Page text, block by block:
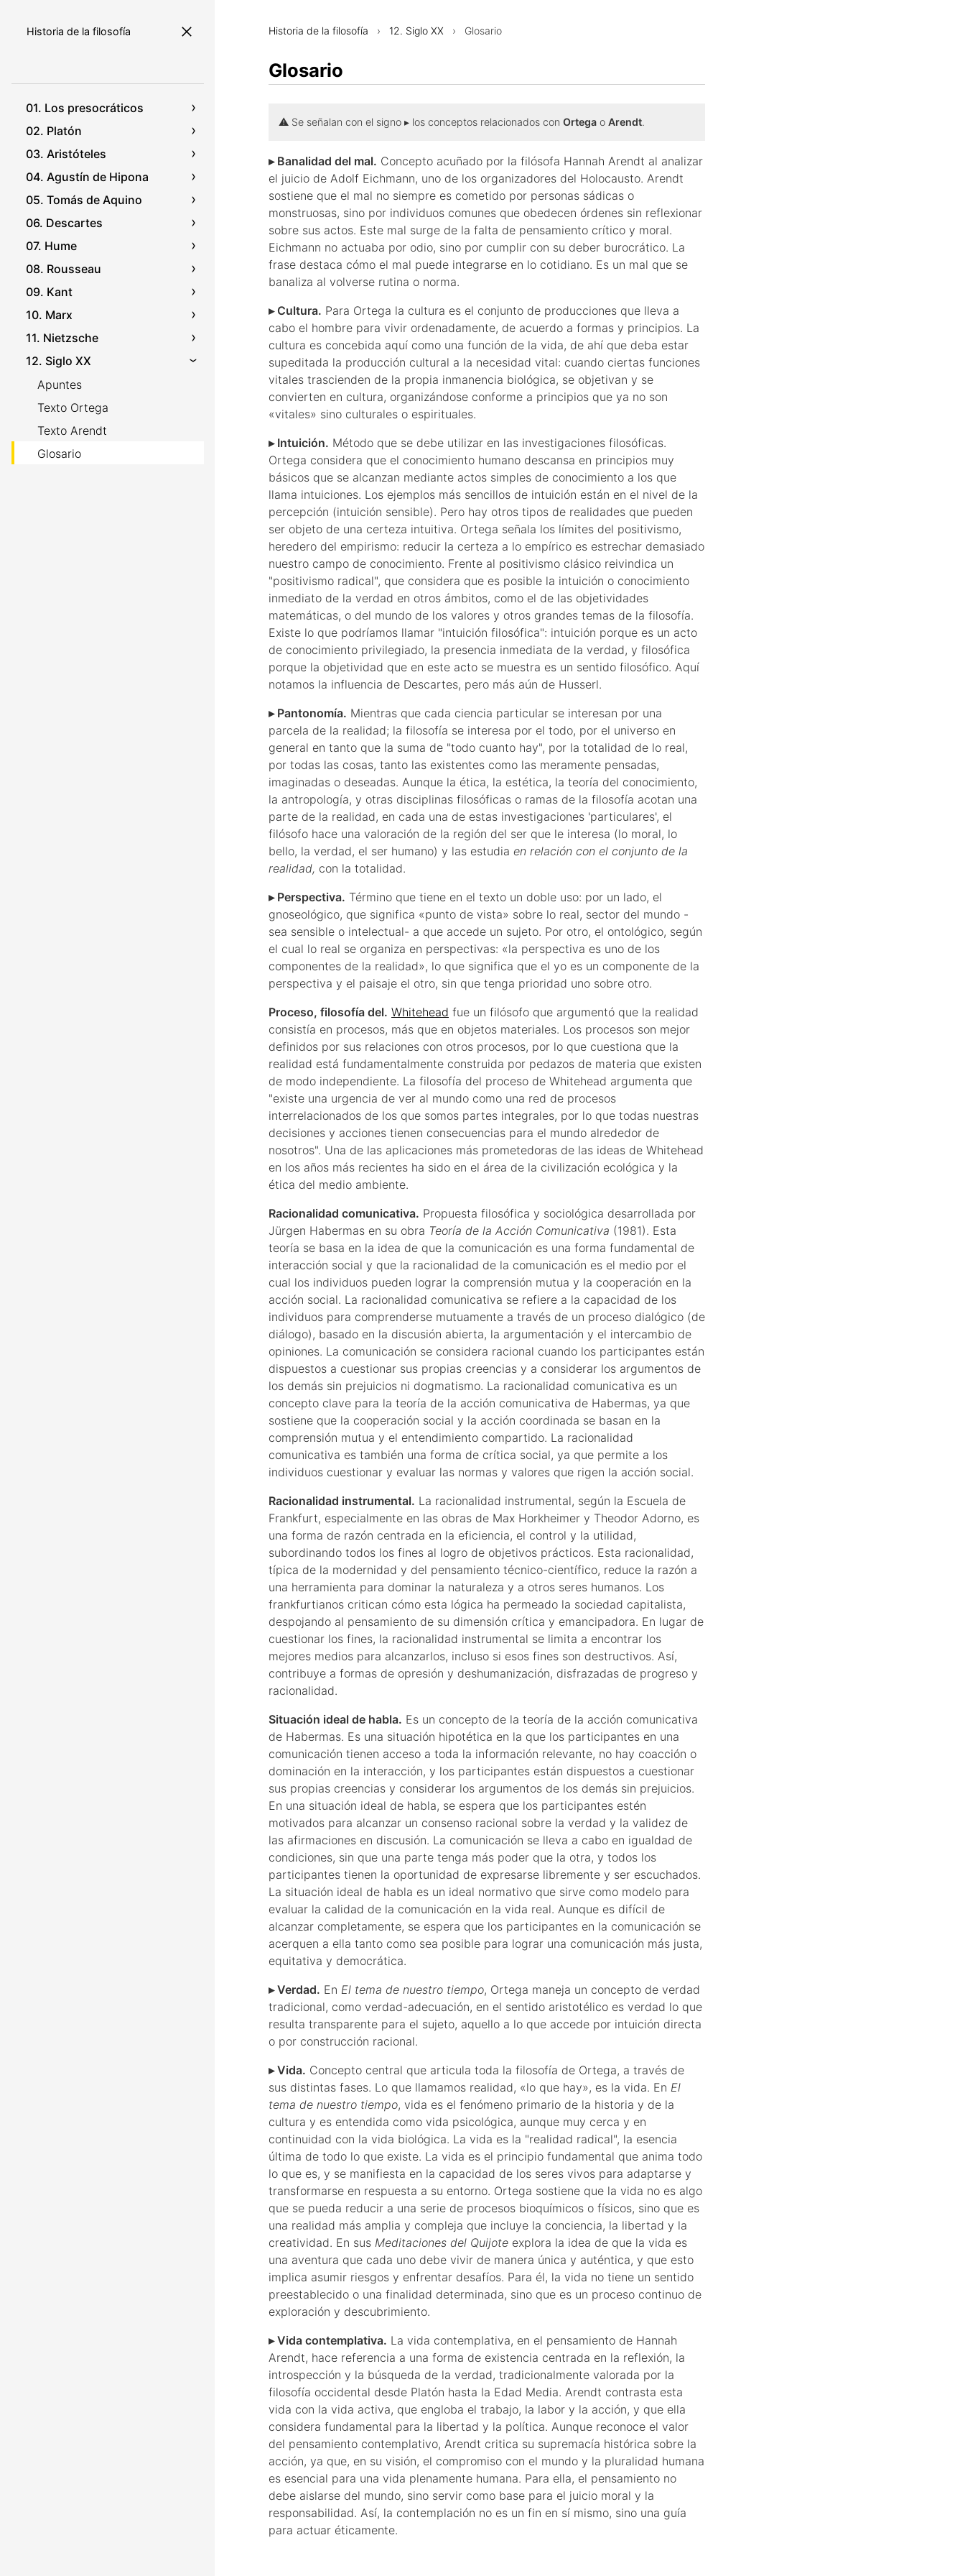
Historia de la filosofía
01. Los presocráticos
Apuntes
Textos
Glosario
02. Platón
Apuntes
Texto
Glosario
03. Aristóteles
Apuntes
Texto
Glosario
04. Agustín de Hipona
Apuntes
Texto
Glosario
05. Tomás de Aquino
Apuntes
Texto
Glosario
06. Descartes
Apuntes
Texto
Glosario
07. Hume
Apuntes
Texto
Glosario
08. Rousseau
Apuntes
Texto
Glosario
09. Kant
Apuntes
Texto
Glosario
10. Marx
Apuntes
Texto
Glosario
11. Nietzsche
Apuntes
Texto
Glosario
12. Siglo XX
Apuntes
Texto Ortega
Texto Arendt
Glosario
Historia de la filosofía › 12. Siglo XX › Glosario
Glosario
⚠️ Se señalan con el signo ▸ los conceptos relacionados conOrtega oArendt.
▸ Banalidad del mal. Concepto acuñado por la filósofa Hannah Arendt al analizar
el juicio de Adolf Eichmann, uno de los organizadores del Holocausto. Arendt
sostiene que el mal no siempre es cometido por personas sádicas o
monstruosas, sino por individuos comunes que obedecen órdenes sin reflexionar
sobre sus actos. Este mal surge de la falta de pensamiento crítico y moral.
Eichmann no actuaba por odio, sino por cumplir con su deber burocrático. La
frase destaca cómo el mal puede integrarse en lo cotidiano. Es un mal que se
banaliza al volverse rutina o norma.
▸ Cultura. Para Ortega la cultura es el conjunto de producciones que lleva a
cabo el hombre para vivir ordenadamente, de acuerdo a formas y principios. La
cultura es concebida aquí como una función de la vida, de ahí que deba estar
supeditada la producción cultural a la necesidad vital: cuando ciertas funciones
vitales trascienden de la propia inmanencia biológica, se objetivan y se
convierten en cultura, organizándose conforme a principios que ya no son
«vitales» sino culturales o espirituales.
▸ Intuición. Método que se debe utilizar en las investigaciones filosóficas.
Ortega considera que el conocimiento humano descansa en principios muy
básicos que se alcanzan mediante actos simples de conocimiento a los que
llama intuiciones. Los ejemplos más sencillos de intuición están en el nivel de la
percepción (intuición sensible). Pero hay otros tipos de realidades que pueden
ser objeto de una certeza intuitiva. Ortega señala los límites del positivismo,
heredero del empirismo: reducir la certeza a lo empírico es estrechar demasiado
nuestro campo de conocimiento. Frente al positivismo clásico reivindica un
"positivismo radical", que considera que es posible la intuición o conocimiento
inmediato de la verdad en otros ámbitos, como el de las objetividades
matemáticas, o del mundo de los valores y otros grandes temas de la filosofía.
Existe lo que podríamos llamar "intuición filosófica": intuición porque es un acto
de conocimiento privilegiado, la presencia inmediata de la verdad, y filosófica
porque la objetividad que en este acto se muestra es un sentido filosófico. Aquí
notamos la influencia de Descartes, pero más aún de Husserl.
▸ Pantonomía. Mientras que cada ciencia particular se interesan por una
parcela de la realidad; la filosofía se interesa por el todo, por el universo en
general en tanto que la suma de "todo cuanto hay", por la totalidad de lo real,
por todas las cosas, tanto las existentes como las meramente pensadas,
imaginadas o deseadas. Aunque la ética, la estética, la teoría del conocimiento,
la antropología, y otras disciplinas filosóficas o ramas de la filosofía acotan una
parte de la realidad, en cada una de estas investigaciones 'particulares', el
filósofo hace una valoración de la región del ser que le interesa (lo moral, lo
bello, la verdad, el ser humano) y las estudia en relación con el conjunto de la
realidad, con la totalidad.
▸ Perspectiva. Término que tiene en el texto un doble uso: por un lado, el
gnoseológico, que significa «punto de vista» sobre lo real, sector del mundo -
sea sensible o intelectual- a que accede un sujeto. Por otro, el ontológico, según
el cual lo real se organiza en perspectivas: «la perspectiva es uno de los
componentes de la realidad», lo que significa que el yo es un componente de la
perspectiva y el paisaje el otro, sin que tenga prioridad uno sobre otro.
Proceso, filosofía del. Whitehead fue un filósofo que argumentó que la realidad
consistía en procesos, más que en objetos materiales. Los procesos son mejor
definidos por sus relaciones con otros procesos, por lo que cuestiona que la
realidad está fundamentalmente construida por pedazos de materia que existen
de modo independiente. La filosofía del proceso de Whitehead argumenta que
"existe una urgencia de ver al mundo como una red de procesos
interrelacionados de los que somos partes integrales, por lo que todas nuestras
decisiones y acciones tienen consecuencias para el mundo alrededor de
nosotros". Una de las aplicaciones más prometedoras de las ideas de Whitehead
en los años más recientes ha sido en el área de la civilización ecológica y la
ética del medio ambiente.
Racionalidad comunicativa. Propuesta filosófica y sociológica desarrollada por
Jürgen Habermas en su obra Teoría de la Acción Comunicativa (1981). Esta
teoría se basa en la idea de que la comunicación es una forma fundamental de
interacción social y que la racionalidad de la comunicación es el medio por el
cual los individuos pueden lograr la comprensión mutua y la cooperación en la
acción social. La racionalidad comunicativa se refiere a la capacidad de los
individuos para comprenderse mutuamente a través de un proceso dialógico (de
diálogo), basado en la discusión abierta, la argumentación y el intercambio de
opiniones. La comunicación se considera racional cuando los participantes están
dispuestos a cuestionar sus propias creencias y a considerar los argumentos de
los demás sin prejuicios ni dogmatismo. La racionalidad comunicativa es un
concepto clave para la teoría de la acción comunicativa de Habermas, ya que
sostiene que la cooperación social y la acción coordinada se basan en la
comprensión mutua y el entendimiento compartido. La racionalidad
comunicativa es también una forma de crítica social, ya que permite a los
individuos cuestionar y evaluar las normas y valores que rigen la acción social.
Racionalidad instrumental. La racionalidad instrumental, según la Escuela de
Frankfurt, especialmente en las obras de Max Horkheimer y Theodor Adorno, es
una forma de razón centrada en la eficiencia, el control y la utilidad,
subordinando todos los fines al logro de objetivos prácticos. Esta racionalidad,
típica de la modernidad y del pensamiento técnico-científico, reduce la razón a
una herramienta para dominar la naturaleza y a otros seres humanos. Los
frankfurtianos critican cómo esta lógica ha permeado la sociedad capitalista,
despojando al pensamiento de su dimensión crítica y emancipadora. En lugar de
cuestionar los fines, la racionalidad instrumental se limita a encontrar los
mejores medios para alcanzarlos, incluso si esos fines son destructivos. Así,
contribuye a formas de opresión y deshumanización, disfrazadas de progreso y
racionalidad.
Situación ideal de habla. Es un concepto de la teoría de la acción comunicativa
de Habermas. Es una situación hipotética en la que los participantes en una
comunicación tienen acceso a toda la información relevante, no hay coacción o
dominación en la interacción, y los participantes están dispuestos a cuestionar
sus propias creencias y considerar los argumentos de los demás sin prejuicios.
En una situación ideal de habla, se espera que los participantes estén
motivados para alcanzar un consenso racional sobre la verdad y la validez de
las afirmaciones en discusión. La comunicación se lleva a cabo en igualdad de
condiciones, sin que una parte tenga más poder que la otra, y todos los
participantes tienen la oportunidad de expresarse libremente y ser escuchados.
La situación ideal de habla es un ideal normativo que sirve como modelo para
evaluar la calidad de la comunicación en la vida real. Aunque es difícil de
alcanzar completamente, se espera que los participantes en la comunicación se
acerquen a ella tanto como sea posible para lograr una comunicación más justa,
equitativa y democrática.
▸ Verdad. En El tema de nuestro tiempo, Ortega maneja un concepto de verdad
tradicional, como verdad-adecuación, en el sentido aristotélico es verdad lo que
resulta transparente para el sujeto, aquello a lo que accede por intuición directa
o por construcción racional.
▸ Vida. Concepto central que articula toda la filosofía de Ortega, a través de
sus distintas fases. Lo que llamamos realidad, «lo que hay», es la vida. En El
tema de nuestro tiempo, vida es el fenómeno primario de la historia y de la
cultura y es entendida como vida psicológica, aunque muy cerca y en
continuidad con la vida biológica. La vida es la "realidad radical", la esencia
última de todo lo que existe. La vida es el principio fundamental que anima todo
lo que es, y se manifiesta en la capacidad de los seres vivos para adaptarse y
transformarse en respuesta a su entorno. Ortega sostiene que la vida no es algo
que se pueda reducir a una serie de procesos bioquímicos o físicos, sino que es
una realidad más amplia y compleja que incluye la conciencia, la libertad y la
creatividad. En sus Meditaciones del Quijote explora la idea de que la vida es
una aventura que cada uno debe vivir de manera única y auténtica, y que esto
implica asumir riesgos y enfrentar desafíos. Para él, la vida no tiene un sentido
preestablecido o una finalidad determinada, sino que es un proceso continuo de
exploración y descubrimiento.
▸ Vida contemplativa. La vida contemplativa, en el pensamiento de Hannah
Arendt, hace referencia a una forma de existencia centrada en la reflexión, la
introspección y la búsqueda de la verdad, tradicionalmente valorada por la
filosofía occidental desde Platón hasta la Edad Media. Arendt contrasta esta
vida con la vida activa, que engloba el trabajo, la labor y la acción, y que ella
considera fundamental para la libertad y la política. Aunque reconoce el valor
del pensamiento contemplativo, Arendt critica su supremacía histórica sobre la
acción, ya que, en su visión, el compromiso con el mundo y la pluralidad humana
es esencial para una vida plenamente humana. Para ella, el pensamiento no
debe aislarse del mundo, sino servir como base para el juicio moral y la
responsabilidad. Así, la contemplación no es un fin en sí mismo, sino una guía
para actuar éticamente.